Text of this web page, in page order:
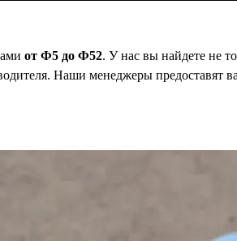
от Ф5 до Ф52. У нас вы найдете не
Наши менеджеры